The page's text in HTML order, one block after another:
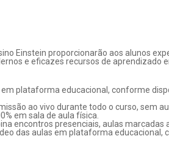
Einstein proporcionarão aos alunos
e eficazes recursos de aprendizado
plataforma educacional, conforme
ao vivo durante todo o curso, sem
em sala de aula física.
encontros presenciais, aulas marcadas
das aulas em plataforma